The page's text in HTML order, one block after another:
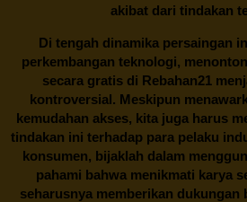
akibat dari tindakan
Di tengah dinamika persaingan
perkembangan teknologi,
secara gratis di Rebahan21
kontroversial. Meskipun
kemudahan akses, kita juga harus
tindakan ini terhadap para pelaku
konsumen, bijaklah dalam
pahami bahwa menikmati karya
seharusnya memberikan dukungan